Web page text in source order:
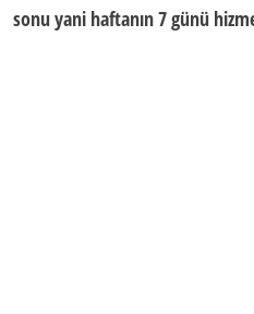
sonuyani haftanın 7 günü